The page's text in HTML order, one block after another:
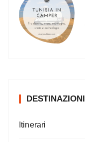
DESTINAZIONI
Itinerari